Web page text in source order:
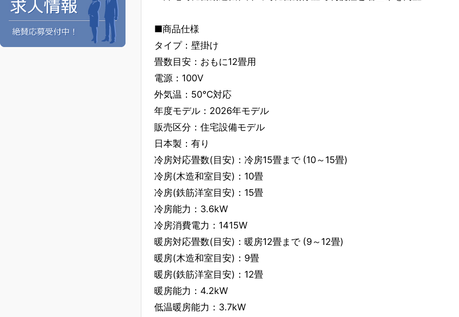
■商品仕様
タイプ：壁掛け
畳数目安：おもに12畳用
電源：100V
外気温：50℃対応
年度モデル：2026年モデル
販売区分：住宅設備モデル
日本製：有り
冷房対応畳数(目安)：冷房15畳まで (10～15畳)
冷房(木造和室目安)：10畳
冷房(鉄筋洋室目安)：15畳
冷房能力：3.6kW
冷房消費電力：1415W
暖房対応畳数(目安)：暖房12畳まで (9～12畳)
暖房(木造和室目安)：9畳
暖房(鉄筋洋室目安)：12畳
暖房能力：4.2kW
低温暖房能力：3.7kW